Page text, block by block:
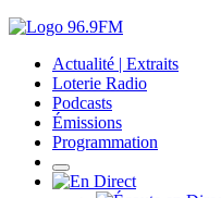
Actualité | Extraits
Loterie Radio
Podcasts
Émissions
Programmation